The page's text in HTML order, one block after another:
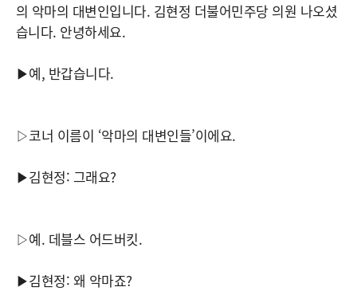
의 악마의 대변인입니다. 김현정 더불어민주당 의원 나오셨
습니다. 안녕하세요.
▶예, 반갑습니다.
▷코너 이름이 ‘악마의 대변인들’이에요.
▶김현정: 그래요?
▷예. 데블스 어드버킷.
▶김현정: 왜 악마죠?